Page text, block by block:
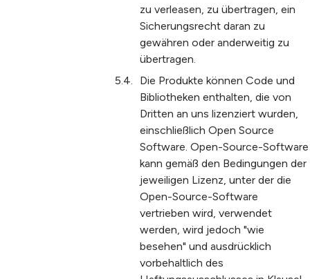
zu verleasen, zu übertragen, ein
Sicherungsrecht daran zu
gewähren oder anderweitig zu
übertragen.
Die Produkte können Code und
Bibliotheken enthalten, die von
Dritten an uns lizenziert wurden,
einschließlich Open Source
Software. Open-Source-Software
kann gemäß den Bedingungen der
jeweiligen Lizenz, unter der die
Open-Source-Software
vertrieben wird, verwendet
werden, wird jedoch "wie
besehen" und ausdrücklich
vorbehaltlich des